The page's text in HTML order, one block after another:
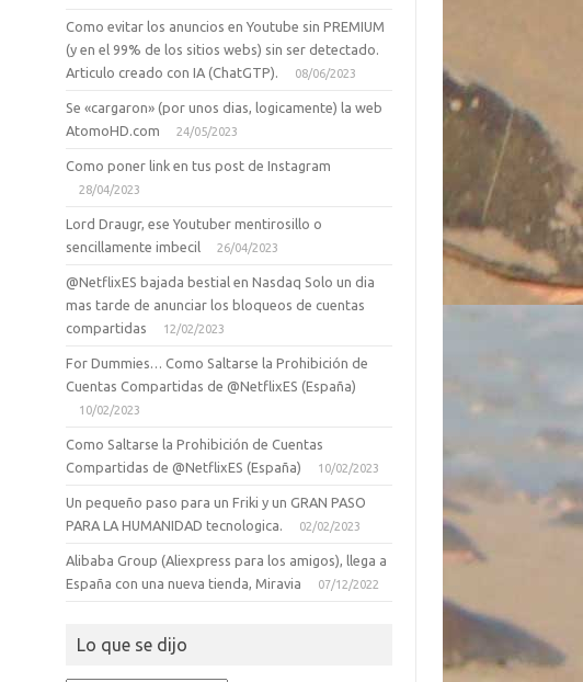
Como evitar los anuncios en Youtube sin PREMIUM
(y en el 99% de los sitios webs) sin ser detectado.
Articulo creado con IA (ChatGTP).
08/06/2023
Se «cargaron» (por unos dias, logicamente) la web
AtomoHD.com
24/05/2023
Como poner link en tus post de Instagram
28/04/2023
Lord Draugr, ese Youtuber mentirosillo o
sencillamente imbecil
26/04/2023
@NetflixES bajada bestial en Nasdaq Solo un dia
mas tarde de anunciar los bloqueos de cuentas
compartidas
12/02/2023
For Dummies… Como Saltarse la Prohibición de
Cuentas Compartidas de @NetflixES (España)
10/02/2023
Como Saltarse la Prohibición de Cuentas
Compartidas de @NetflixES (España)
10/02/2023
Un pequeño paso para un Friki y un GRAN PASO
PARA LA HUMANIDAD tecnologica.
02/02/2023
Alibaba Group (Aliexpress para los amigos), llega a
España con una nueva tienda, Miravia
07/12/2022
Lo que se dijo